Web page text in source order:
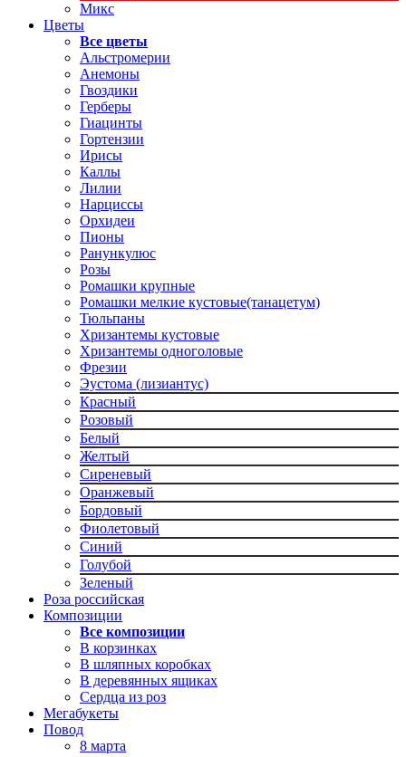
Микс
Цветы
Все цветы
Альстромерии
Анемоны
Гвоздики
Герберы
Гиацинты
Гортензии
Ирисы
Каллы
Лилии
Нарциссы
Орхидеи
Пионы
Ранункулюс
Розы
Ромашки крупные
Ромашки мелкие кустовые(танацетум)
Тюльпаны
Хризантемы кустовые
Хризантемы одноголовые
Фрезии
Эустома (лизиантус)
Красный
Розовый
Белый
Желтый
Сиреневый
Оранжевый
Бордовый
Фиолетовый
Синий
Голубой
Зеленый
Роза российская
Композиции
Все композиции
В корзинках
В шляпных коробках
В деревянных ящиках
Сердца из роз
Мегабукеты
Повод
8 марта